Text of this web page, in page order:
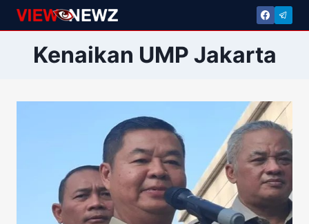
Skip
to
contentKenaikan UMP Jakarta